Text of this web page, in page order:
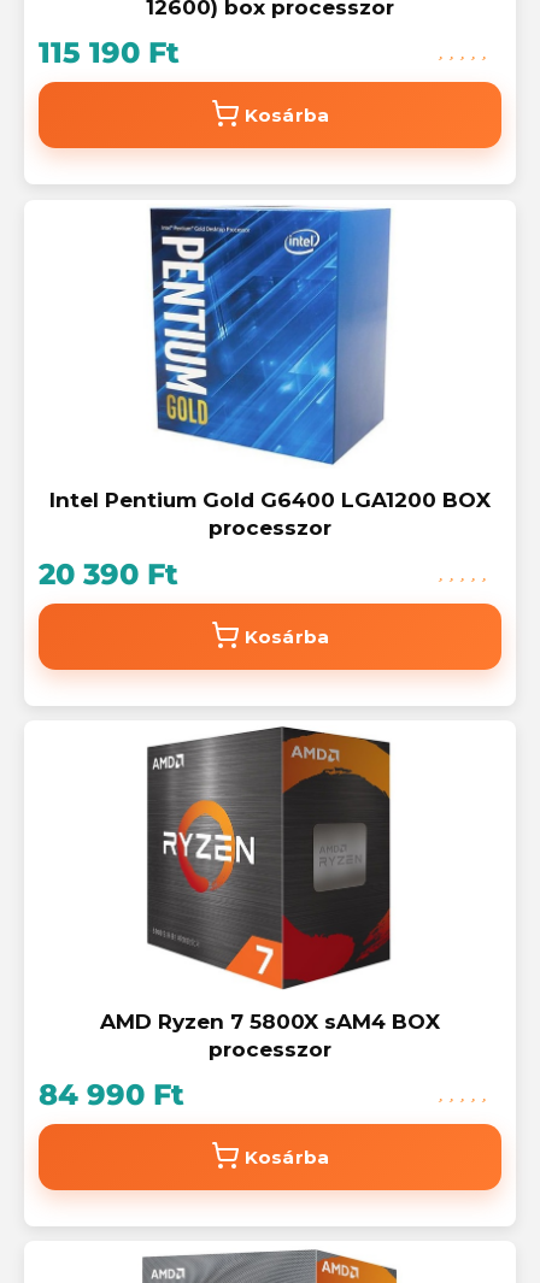
12600) box processzor
115 190 Ft
Kosárba
Intel Pentium Gold G6400 LGA1200 BOX
processzor
20 390 Ft
Kosárba
AMD Ryzen 7 5800X sAM4 BOX
processzor
84 990 Ft
Kosárba